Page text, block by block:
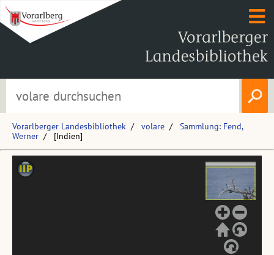
Vorarlberger Landesbibliothek volare
Sammlung: Fend,
Werner
[Indien]